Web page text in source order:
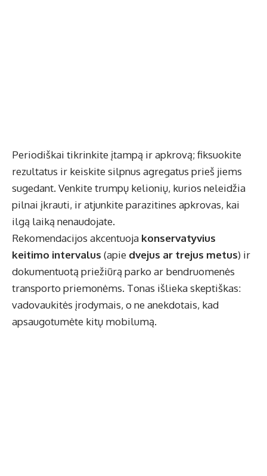
Periodiškai tikrinkite įtampą ir apkrovą; fiksuokite
rezultatus ir keiskite silpnus agregatus prieš jiems
sugedant. Venkite trumpų kelionių, kurios neleidžia
pilnai įkrauti, ir atjunkite parazitines apkrovas, kai
ilgą laiką nenaudojate.
Rekomendacijos akcentuoja konservatyvius
keitimo intervalus (apie dvejus ar trejus metus) ir
dokumentuotą priežiūrą parko ar bendruomenės
transporto priemonėms. Tonas išlieka skeptiškas:
vadovaukitės įrodymais, o ne anekdotais, kad
apsaugotumėte kitų mobilumą.